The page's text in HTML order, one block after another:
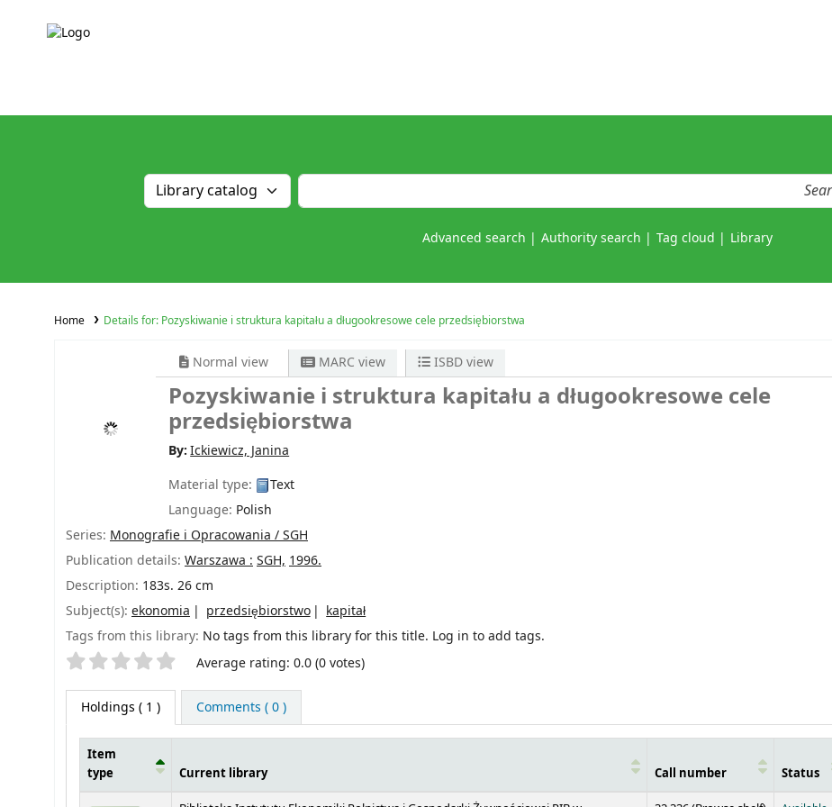
Advanced search Authority search Tag cloud Library
Home Details for: Pozyskiwanie i struktura kapitału a długookresowe cele przedsiębiorstwa
Normal view MARC view ISBD view
Pozyskiwanie i struktura kapitału a długookresowe cele
przedsiębiorstwa
By:Ickiewicz, Janina
Material type:
Text
Language: Polish
Series: Monografie i Opracowania / SGH
Publication details: Warszawa : SGH, 1996.
Description: 183s. 26 cm
Subject(s): ekonomia przedsiębiorstwo
kapitał
Tags from this library: No tags from this library for this title. Log in to add tags.
Star ratings Average rating: 0.0 (0 votes)
Holdings ( 1 ) Comments ( 0 )
Item
type
Current library Call number Status